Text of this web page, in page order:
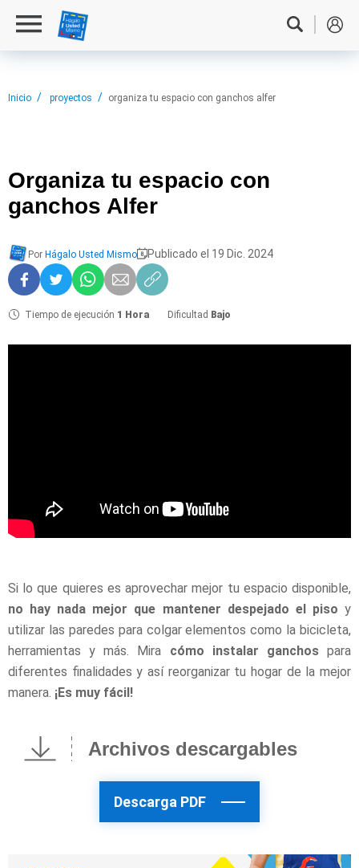
Inicio proyectos organiza tu espacio con ganchos alfer
Organiza tu espacio con
ganchos Alfer
Por Hágalo Usted Mismo Publicado el 19 Dic. 2024
Tiempo de ejecución 1 Hora Dificultad Bajo
Si lo que quieres es aprovechar mejor tu espacio disponible,
no hay nada mejor que mantener despejado el piso y
utilizar las paredes para colgar elementos como la bicicleta,
herramientas y más. Mira cómo instalar ganchospara
diferentes finalidades y así reorganizar tu hogar de la mejor
manera. ¡Es muy fácil!
Archivos descargables
Descarga PDF